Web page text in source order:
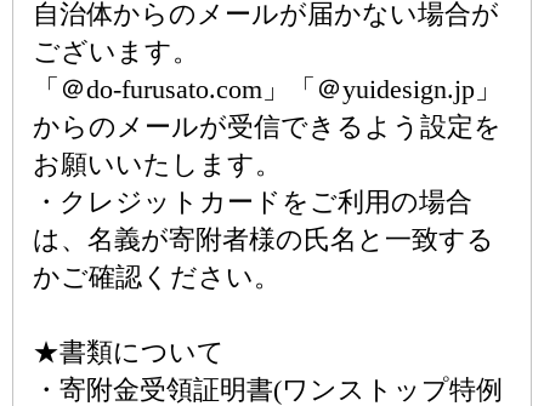
自治体からのメールが届かない場合が
ございます。
「＠do-furusato.com」「＠yuidesign.jp」
からのメールが受信できるよう設定を
お願いいたします。
・クレジットカードをご利用の場合
は、名義が寄附者様の氏名と一致する
かご確認ください。
★書類について
・寄附金受領証明書(ワンストップ特例